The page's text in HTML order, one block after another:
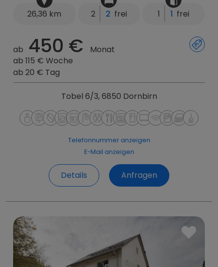
26,36 km 2 2 frei 1 1 frei
ab 450 €
Monat
ab 115 € Woche
ab 20 € Tag
Tobel 6/3, 6850 Dornbirn
Telefonnummer anzeigen
E-Mail anzeigen
Details Anfragen